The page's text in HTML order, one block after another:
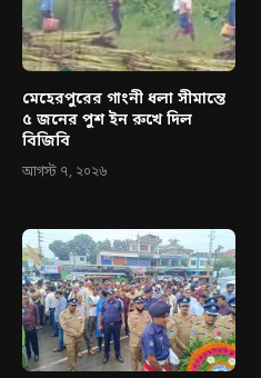
মেহেরপুরের গাংনী ধলা সীমান্তে
৫ জনের পুশ ইন রুখে দিল
বিজিবি
আগস্ট ৭, ২০২৬